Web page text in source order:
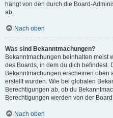
hängt von den durch die Board-
ab.
Nach oben
Was sind Bekanntmachungen?
Bekanntmachungen beinhalten meist
des Boards, in dem du dich befindest.
Bekanntmachungen erscheinen oben
erstellt wurden. Wie bei globalen
Berechtigungen ab, ob du
Berechtigungen werden von der
Nach oben